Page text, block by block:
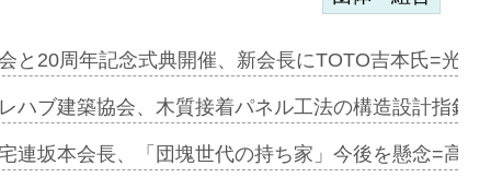
加=リンナ…
と20周年記念式典開催、新会長にTOTO吉本氏=光
ハブ建築協会、木質接着パネル工法の構造設計指針
連坂本会長、「団塊世代の持ち家」今後を懸念=高